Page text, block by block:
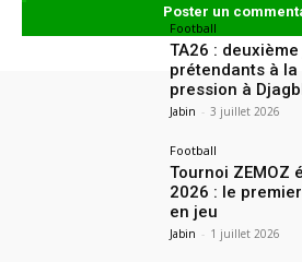
Football
TA26 :
prétendants à
pression à
Jabin - 3 juillet 2026
Football
Tournoi ZEMOZ
2026 : le
en jeu
Jabin - 1 juillet 2026